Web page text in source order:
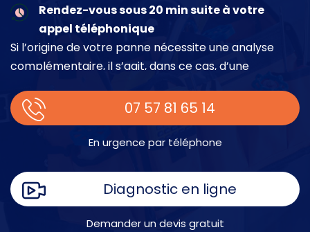
Rendez-vous sous 20 min suite à votre
appel téléphonique
Si l’origine de votre panne nécessite une analyse
complémentaire, il s’agit, dans ce cas, d’une
place.
07 57 81 65 14
En urgence par téléphone
Diagnostic en ligne
Demander un devis gratuit